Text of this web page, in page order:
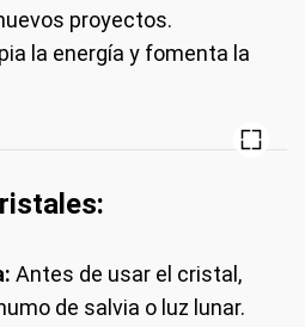
proyectos.
la energía y fomenta la
Antes de usar el cristal,
de salvia o luz lunar.